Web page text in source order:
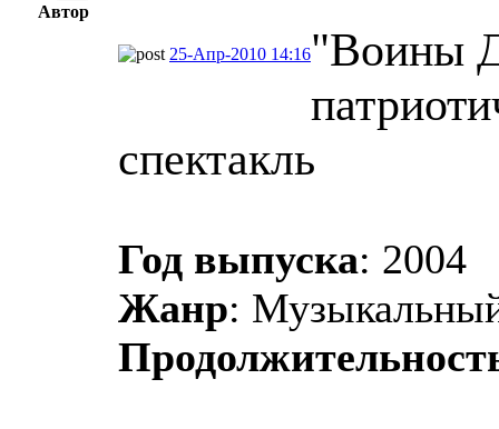
Автор
25-Апр-2010 14:16"Воины
спектакль
Год выпуска: 2004
Жанр: